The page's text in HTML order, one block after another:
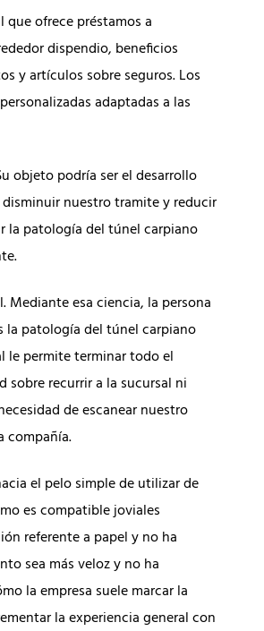
ofrece préstamos a
dispendio, beneficios
y artículos sobre seguros. Los
adaptadas a las
objeto podrí­a ser el desarrollo
nuestro tramite y reducir
la patologí­a del túnel carpiano
esa ciencia, la persona
la patologí­a del túnel carpiano
le permite terminar todo el
sobre recurrir a la sucursal ni
de escanear nuestro
compañía.
el pelo simple de utilizar de
es compatible joviales
referente a papel y no ha
sea más veloz y no ha
la empresa suele marcar la
la experiencia general con